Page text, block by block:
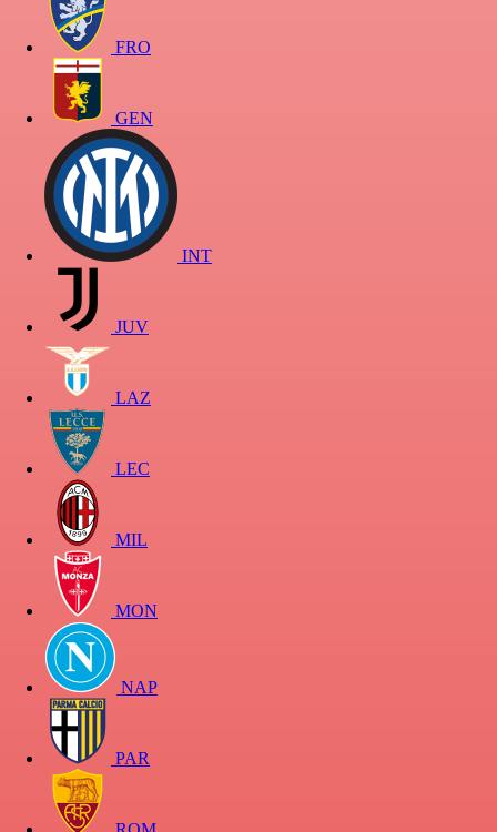
FRO
GEN
INT
JUV
LAZ
LEC
MIL
MON
NAP
PAR